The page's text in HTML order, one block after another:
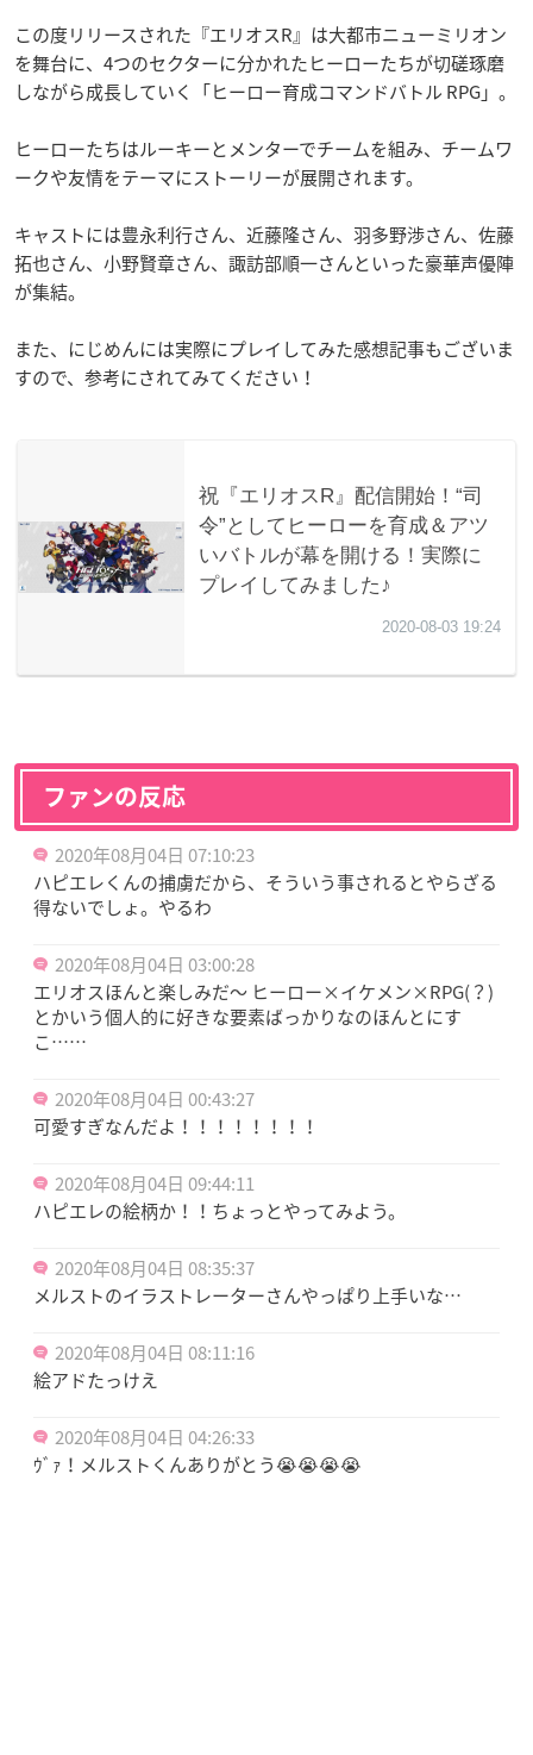
この度リリースされた『エリオスR』は大都市ニューミリオン
を舞台に、4つのセクターに分かれたヒーローたちが切磋琢磨
しながら成長していく「ヒーロー育成コマンドバトル RPG」。
ヒーローたちはルーキーとメンターでチームを組み、チームワ
ークや友情をテーマにストーリーが展開されます。
キャストには豊永利行さん、近藤隆さん、羽多野渉さん、佐藤
拓也さん、小野賢章さん、諏訪部順一さんといった豪華声優陣
が集結。
また、にじめんには実際にプレイしてみた感想記事もございま
すので、参考にされてみてください！
ファンの反応
2020年08月04日 07:10:23
ハピエレくんの捕虜だから、そういう事されるとやらざる
得ないでしょ。やるわ
2020年08月04日 03:00:28
エリオスほんと楽しみだ〜 ヒーロー×イケメン×RPG(？)
とかいう個人的に好きな要素ばっかりなのほんとにす
こ……
2020年08月04日 00:43:27
可愛すぎなんだよ！！！！！！！！
2020年08月04日 09:44:11
ハピエレの絵柄か！！ちょっとやってみよう。
2020年08月04日 08:35:37
メルストのイラストレーターさんやっぱり上手いな…
2020年08月04日 08:11:16
絵アドたっけえ
2020年08月04日 04:26:33
ｳﾞｧ！メルストくんありがとう😭😭😭😭